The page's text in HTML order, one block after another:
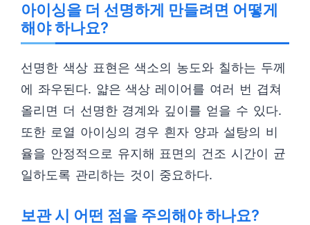
아이싱을 더 선명하게 만들려면 어떻게
해야 하나요?
선명한 색상 표현은 색소의 농도와 칠하는 두께
에 좌우된다. 얇은 색상 레이어를 여러 번 겹쳐
올리면 더 선명한 경계와 깊이를 얻을 수 있다.
또한 로열 아이싱의 경우 흰자 양과 설탕의 비
율을 안정적으로 유지해 표면의 건조 시간이 균
일하도록 관리하는 것이 중요하다.
보관 시 어떤 점을 주의해야 하나요?